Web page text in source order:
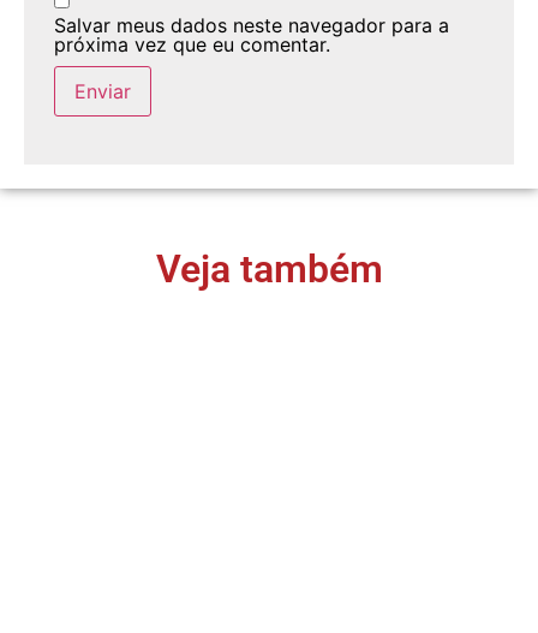
Salvar meus dados neste navegador para a
próxima vez que eu comentar.
Veja também